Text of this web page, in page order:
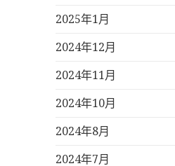
2025年1月
2024年12月
2024年11月
2024年10月
2024年8月
2024年7月